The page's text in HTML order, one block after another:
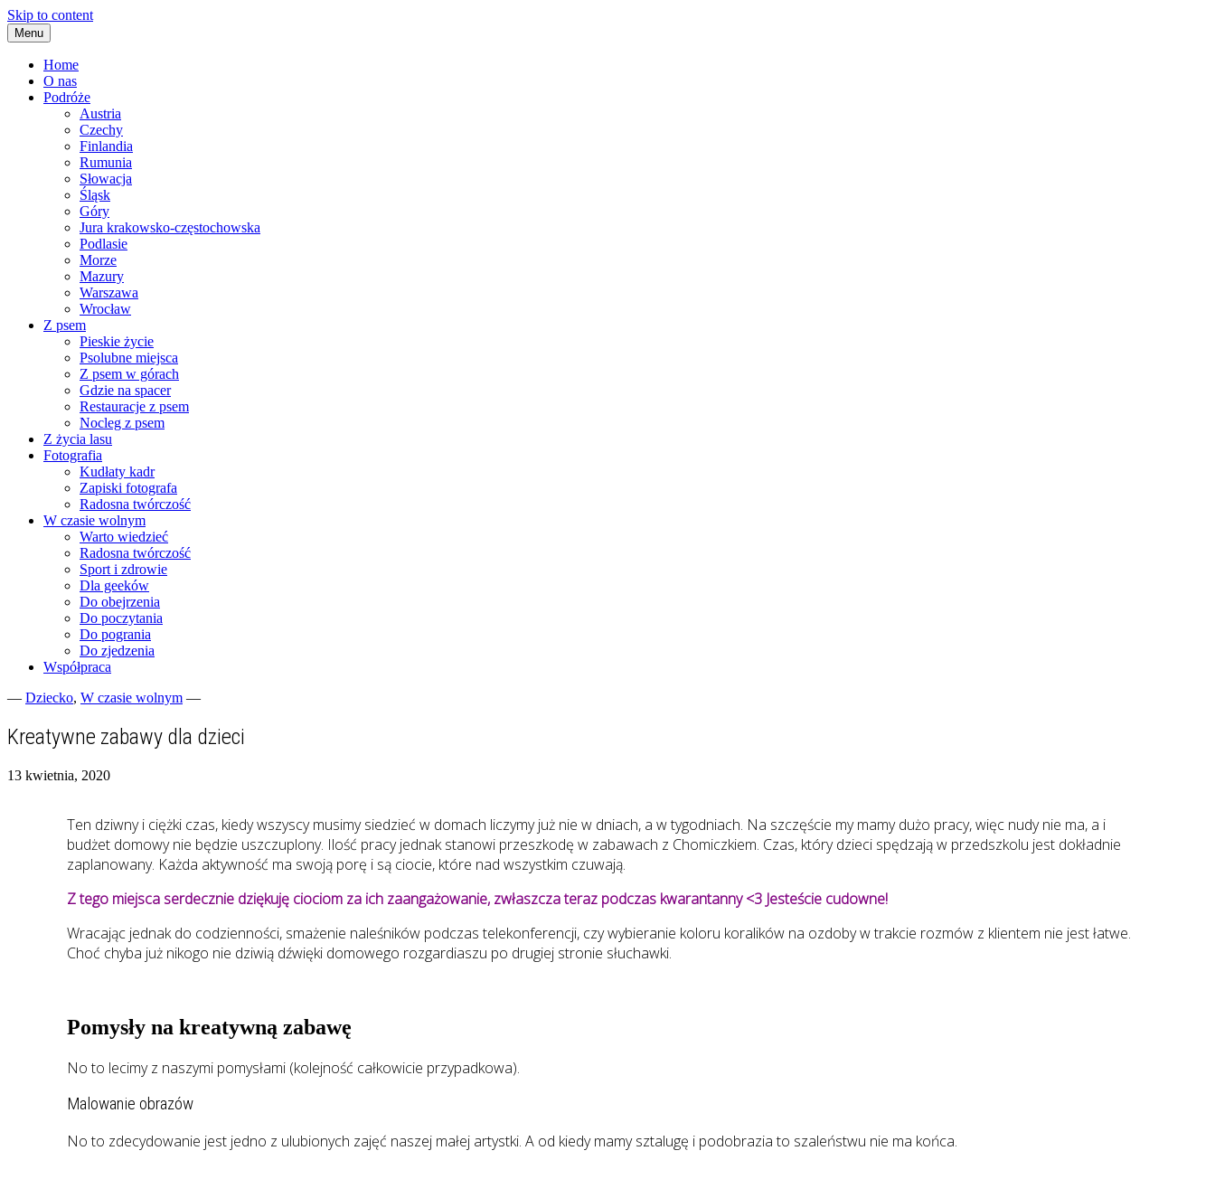
Skip to content
Menu
Home
O nas
Podróże
Austria
Czechy
Finlandia
Rumunia
Słowacja
Śląsk
Góry
Jura krakowsko-częstochowska
Podlasie
Morze
Mazury
Warszawa
Wrocław
Z psem
Pieskie życie
Psolubne miejsca
Z psem w górach
Gdzie na spacer
Restauracje z psem
Nocleg z psem
Z życia lasu
Fotografia
Kudłaty kadr
Zapiski fotografa
Radosna twórczość
W czasie wolnym
Warto wiedzieć
Radosna twórczość
Sport i zdrowie
Dla geeków
Do obejrzenia
Do poczytania
Do pogrania
Do zjedzenia
Współpraca
zgranestado.pl
— Dziecko, W czasie wolnym —
Kreatywne zabawy dla dzieci
13 kwietnia, 2020
Ten dziwny i ciężki czas, kiedy wszyscy musimy siedzieć w domach liczymy już nie w dniach, a w tygodniach. Na szczęście my mamy dużo pracy, więc nudy nie ma, a i
budżet domowy nie będzie uszczuplony. Ilość pracy jednak stanowi przeszkodę w zabawach z Chomiczkiem. Czas, który dzieci spędzają w przedszkolu jest dokładnie
zaplanowany. Każda aktywność ma swoją porę i są ciocie, które nad wszystkim czuwają.
Z tego miejsca serdecznie dziękuję ciociom za ich zaangażowanie, zwłaszcza teraz podczas kwarantanny <3 Jesteście cudowne!
Wracając jednak do codzienności, smażenie naleśników podczas telekonferencji, czy wybieranie koloru koralików na ozdoby w trakcie rozmów z klientem nie jest łatwe.
Choć chyba już nikogo nie dziwią dźwięki domowego rozgardiaszu po drugiej stronie słuchawki.
Pomysły na kreatywną zabawę
No to lecimy z naszymi pomysłami (kolejność całkowicie przypadkowa).
Malowanie obrazów
No to zdecydowanie jest jedno z ulubionych zajęć naszej małej artystki. A od kiedy mamy sztalugę i podobrazia to szaleństwu nie ma końca.